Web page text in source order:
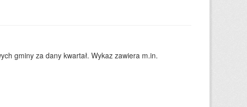
gminy za dany kwartał. Wykaz zawiera m.in.